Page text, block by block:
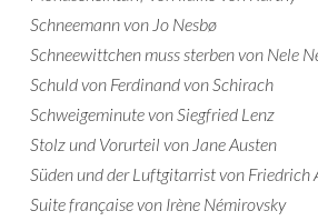
Schneemann von Jo Nesbø
Schneewittchen muss sterben von Nele
Schuld von Ferdinand von Schirach
Schweigeminute von Siegfried Lenz
Stolz und Vorurteil von Jane Austen
Süden und der Luftgitarrist von Friedrich
Suite française von Irène Némirovsky